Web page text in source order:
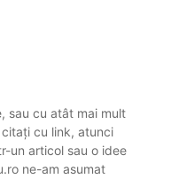
sau cu atât mai mult
cu link, atunci
un articol sau o idee
ne-am asumat